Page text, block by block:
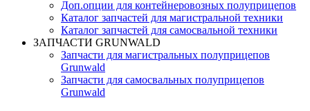
Доп.опции для контейнеровозных полуприцепов
Каталог запчастей для магистральной техники
Каталог запчастей для самосвальной техники
ЗАПЧАСТИ GRUNWALD
Запчасти для магистральных полуприцепов
Grunwald
Запчасти для самосвальных полуприцепов
Grunwald